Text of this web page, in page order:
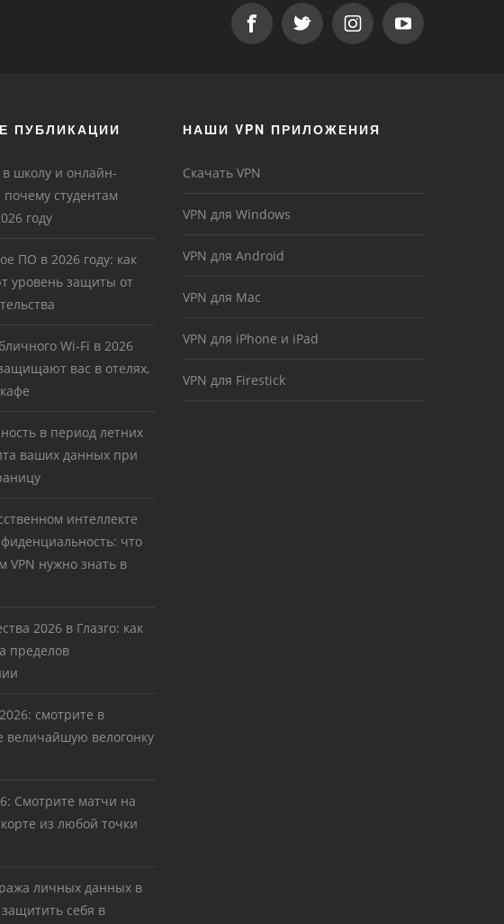
ПУБЛИКАЦИИ
школу и онлайн-
почему студентам
году
ПО в 2026 году: как
уровень защиты от
Wi-Fi в 2026
защищают вас в отелях,
в период летних
ваших данных при
интеллекте
что
VPN нужно знать в
2026 в Глазго: как
пределов
смотрите в
величайшую велогонку
Смотрите матчи на
из любой точки
личных данных в
защитить себя в
НАШИ VPN ПРИЛОЖЕНИЯ
Скачать VPN
VPN для Windows
VPN для Android
VPN для Mac
VPN для iPhone и iPad
VPN для Firestick